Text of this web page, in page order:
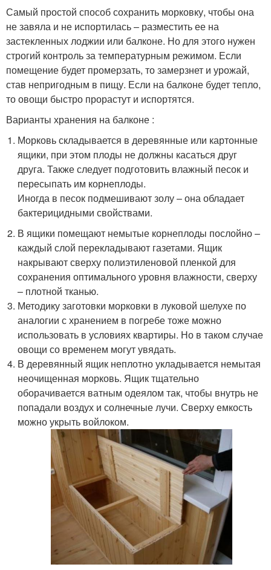
Самый простой способ сохранить морковку, чтобы она
не завяла и не испортилась – разместить ее на
застекленных лоджии или балконе. Но для этого нужен
строгий контроль за температурным режимом. Если
помещение будет промерзать, то замерзнет и урожай,
став непригодным в пищу. Если на балконе будет тепло,
то овощи быстро прорастут и испортятся.
Варианты хранения на балконе :
Морковь складывается в деревянные или картонные
ящики, при этом плоды не должны касаться друг
друга. Также следует подготовить влажный песок и
пересыпать им корнеплоды.
Иногда в песок подмешивают золу – она обладает
бактерицидными свойствами.
В ящики помещают немытые корнеплоды послойно –
каждый слой перекладывают газетами. Ящик
накрывают сверху полиэтиленовой пленкой для
сохранения оптимального уровня влажности, сверху
– плотной тканью.
Методику заготовки морковки в луковой шелухе по
аналогии с хранением в погребе тоже можно
использовать в условиях квартиры. Но в таком случае
овощи со временем могут увядать.
В деревянный ящик неплотно укладывается немытая
неочищенная морковь. Ящик тщательно
оборачивается ватным одеялом так, чтобы внутрь не
попадали воздух и солнечные лучи. Сверху емкость
можно укрыть войлоком.